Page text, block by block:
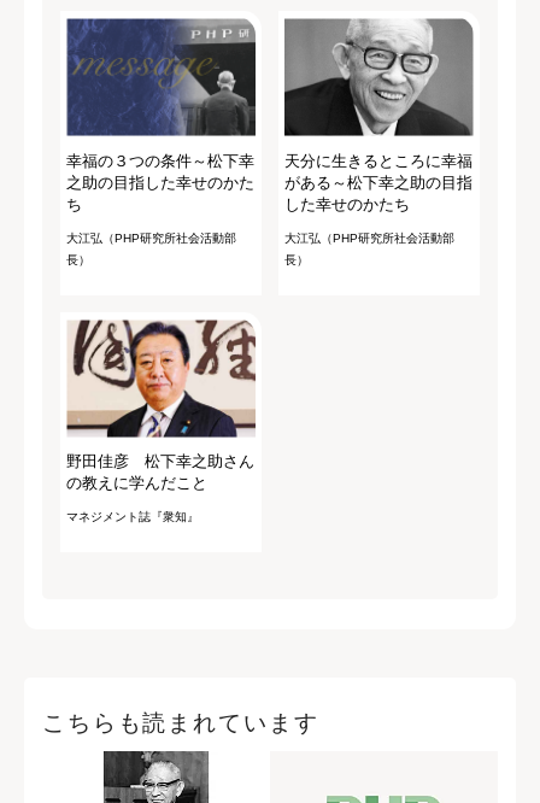
幸福の３つの条件～松下幸
之助の目指した幸せのかた
ち
大江弘（PHP研究所社会活動部
長）
天分に生きるところに幸福
がある～松下幸之助の目指
した幸せのかたち
大江弘（PHP研究所社会活動部
長）
野田佳彦 松下幸之助さん
の教えに学んだこと
マネジメント誌『衆知』
こちらも読まれています